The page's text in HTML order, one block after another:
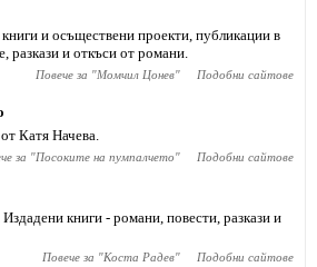
и осъществени проекти, публикации в
разкази и откъси от романи.
Повече за "Момчил Цонев" Подобни сайтове
Катя Начева.
за "Посоките на пумпалчето" Подобни сайтове
книги - романи, повести, разкази и
Повече за "Коста Радев" Подобни сайтове